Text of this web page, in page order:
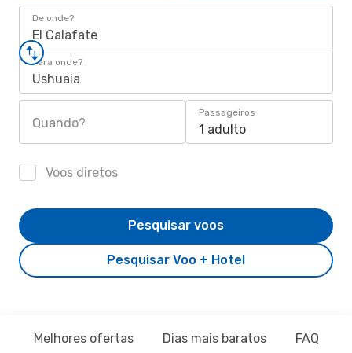
De onde?
El Calafate
Para onde?
Ushuaia
Quando?
Passageiros
1 adulto
Voos diretos
Pesquisar Voo + Hotel
Pesquisar voos
Melhores ofertas Dias mais baratos FAQ